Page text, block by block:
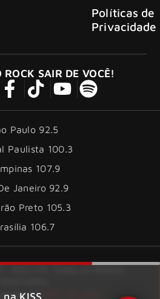
Políticas de
Privacidade
ROCK SAIR DE VOCÊ!
Paulo 92.5
Paulista 100.3
107.9
Janeiro 92.9
Preto 105.3
106.7
por
KISS